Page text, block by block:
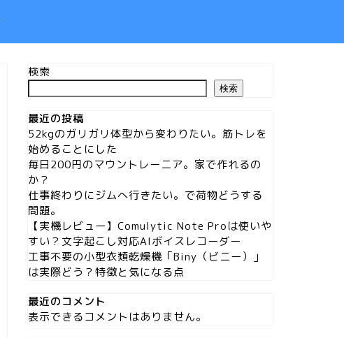
検索
検索
最近の投稿
52kgのガリガリ体型から変わりたい。筋トレを
始めることにした
毎日200円のマウントレーニア。家で作れるの
か？
仕事終わりにジムへ行きたい。で荷物どうする
問題。
【実機レビュー】Comulytic Note Proは使いや
すい？文字起こし対応AIボイスレコーダー
工事不要の小型衣類乾燥機「Biny（ビニー）」
は実際どう？特徴と気になる点
最近のコメント
表示できるコメントはありません。